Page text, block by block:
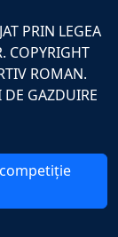
PRIN LEGEA
COPYRIGHT
ROMAN.
DE GAZDUIRE